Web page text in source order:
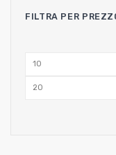
FILTRA PER
Min
Max